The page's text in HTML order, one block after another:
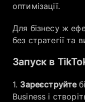
оптимізації.
Для бізнесу ж
без стратегії та
Запуск в
Зареєструйте
Business і